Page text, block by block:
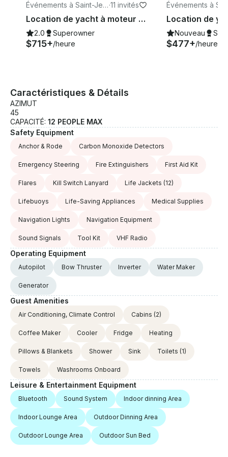
Événements à Saint-Jea
n-Cap-Ferrat
·11 invités
Location de yacht à moteur Cranchi 44 sur la Côte d'Azur pour 11 personnes
2.0 Superowner
$715+/heure
Événements à
n-Cap-Ferrat
Nouveau
$477+/heure
Caractéristiques & Détails
AZIMUT
45
CAPACITÉ: 12 PEOPLE MAX
Safety Equipment
Anchor & Rode Carbon Monoxide Detectors
Emergency Steering Fire Extinguishers First Aid Kit
Flares Kill Switch Lanyard Life Jackets (12)
Lifebuoys Life-Saving Appliances Medical Supplies
Navigation Lights Navigation Equipment
Sound Signals Tool Kit VHF Radio
Operating Equipment
Autopilot Bow Thruster Inverter Water Maker
Generator
Guest Amenities
Air Conditioning, Climate Control Cabins (2)
Coffee Maker Cooler Fridge Heating
Pillows & Blankets Shower Sink Toilets (1)
Towels Washrooms Onboard
Leisure & Entertainment Equipment
Bluetooth Sound System Indoor dinning Area
Indoor Lounge Area Outdoor Dinning Area
Outdoor Lounge Area Outdoor Sun Bed